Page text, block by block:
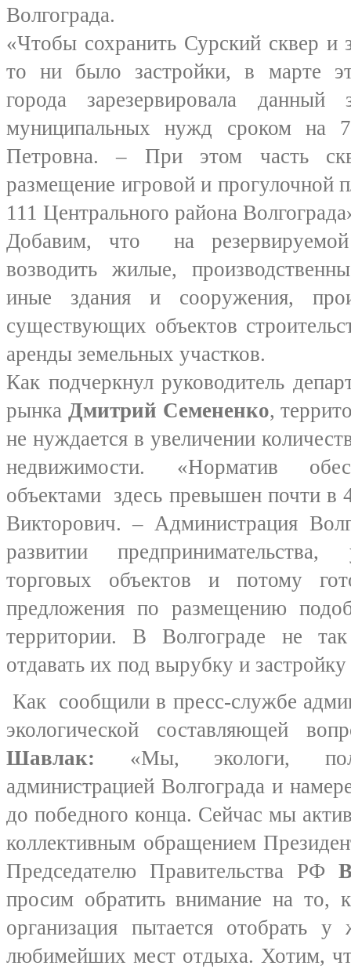
Волгограда.
«Чтобы сохранить Сурский сквер и
то ни было застройки, в марте
города зарезервировала данный
муниципальных нужд сроком на
Петровна. – При этом часть
размещение игровой и прогулочной
111 Центрального района
Добавим, что на резервируемой
возводить жилые,
иные здания и сооружения,
существующих объектов
аренды земельных участков.
Как подчеркнул руководитель
рынка Дмитрий Семененко,
не нуждается в увеличении
недвижимости. «Норматив
объектами здесь превышен почти в
Викторович. – Администрация
развитии предпринимательства,
торговых объектов и потому
предложения по размещению
территории. В Волгограде не
отдавать их под вырубку и
Как сообщили в пресс-службе
экологической составляющей
Шавлак: «Мы, экологи,
администрацией Волгограда и
до победного конца. Сейчас мы
коллективным обращением
Председателю Правительства РФ
просим обратить внимание на то,
организация пытается отобрать
любимейших мест отдыха. Хотим,